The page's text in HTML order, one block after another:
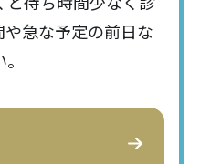
急な予定の前日な